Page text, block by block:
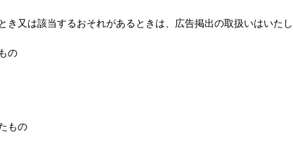
当するおそれがあるときは、広告掲出の取扱いはいたし
の
もの